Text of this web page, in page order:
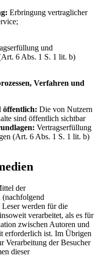
Erbringung vertraglicher
und
6 Abs. 1 S. 1 lit. b)
Verfahren und
öffentlich: Die von Nutzern
sind öffentlich sichtbar
Vertragserfüllung
(Art. 6 Abs. 1 S. 1 lit. b)
der
werden für die
verarbeitet, als es für
zwischen Autoren und
erforderlich ist. Im Übrigen
Verarbeitung der Besucher
dieser